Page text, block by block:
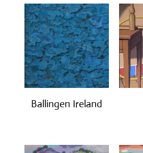
Ballingen Ireland